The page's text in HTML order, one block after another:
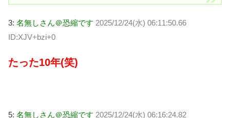
3: 名無しさん＠恐縮です 2025/12/24(水) 06:11:50.66
ID:XJV+bzi+0
たった10年(笑)
5: 名無しさん＠恐縮です 2025/12/24(水) 06:16:24.82